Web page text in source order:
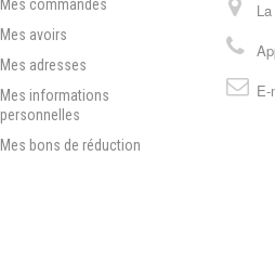
Mes commandes
Mes avoirs
Mes adresses
Mes informations
personnelles
Mes bons de réduction
E-